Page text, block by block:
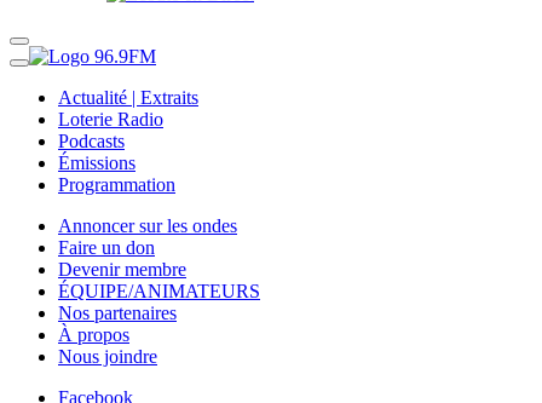
Actualité | Extraits
Loterie Radio
Podcasts
Émissions
Programmation
Annoncer sur les ondes
Faire un don
Devenir membre
ÉQUIPE/ANIMATEURS
Nos partenaires
À propos
Nous joindre
Facebook